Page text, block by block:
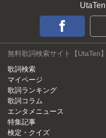
無料歌詞検索サイト【UtaTen】
歌詞検索
マイページ
歌詞ランキング
歌詞コラム
エンタメニュース
特集記事
検定・クイズ